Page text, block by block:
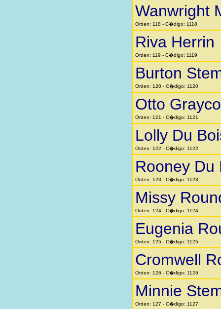
Wanwright
Orden: 118 - C�digo: 1118
Riva Herrin
Orden: 119 - C�digo: 1119
Burton
Orden: 120 - C�digo: 1120
Otto
Orden: 121 - C�digo: 1121
Lolly Du
Orden: 122 - C�digo: 1122
Rooney Du
Orden: 123 - C�digo: 1123
Missy
Orden: 124 - C�digo: 1124
Eugenia
Orden: 125 - C�digo: 1125
Cromwell
Orden: 126 - C�digo: 1126
Minnie
Orden: 127 - C�digo: 1127